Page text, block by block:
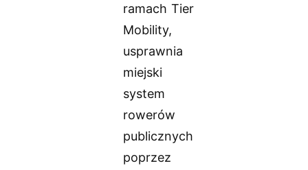
ramach Tier
Mobility,
usprawnia
miejski
system
rowerów
publicznych
poprzez